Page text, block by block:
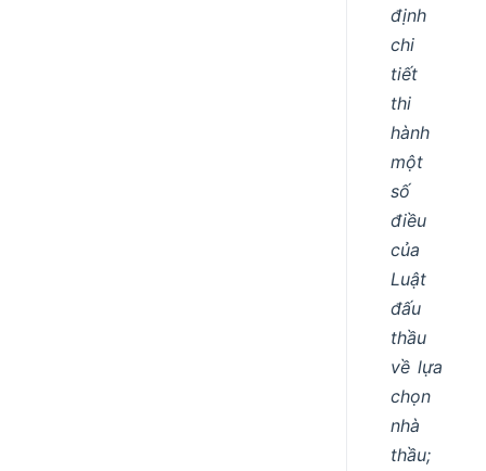
định
chi
tiết
thi
hành
một
số
điều
của
Luật
đấu
thầu
về lựa
chọn
nhà
thầu;